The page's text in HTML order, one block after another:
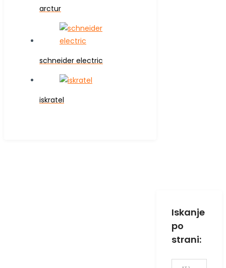
arctur
schneider electric
iskratel
Iskanje
po
strani: